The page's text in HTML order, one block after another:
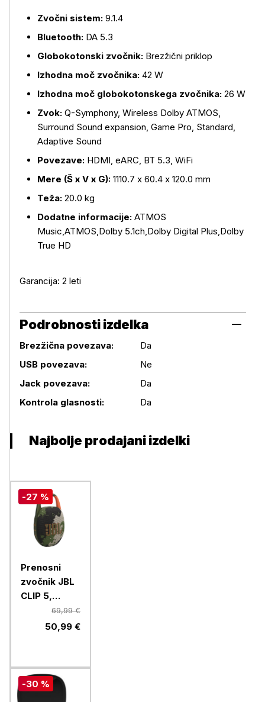
Zvočni sistem: 9.1.4
Bluetooth: DA 5.3
Globokotonski zvočnik: Brezžični priklop
Izhodna moč zvočnika: 42 W
Izhodna moč globokotonskega zvočnika: 26 W
Zvok: Q-Symphony, Wireless Dolby ATMOS,
Surround Sound expansion, Game Pro, Standard,
Adaptive Sound
Povezave: HDMI, eARC, BT 5.3, WiFi
Mere (Š x V x G): 1110.7 x 60.4 x 120.0 mm
Teža: 20.0 kg
Dodatne informacije: ATMOS
Music,ATMOS,Dolby 5.1ch,Dolby Digital Plus,Dolby
True HD
Garancija: 2 leti
Podrobnosti izdelka
Podrobnosti izdelka
Brezžična povezava:
Da
USB povezava:
Ne
Jack povezava:
Da
Kontrola glasnosti:
Da
Najbolje prodajani izdelki
-27 %
Prenosni
zvočnik JBL
CLIP 5,
69,99 €
50,99 €
-30 %